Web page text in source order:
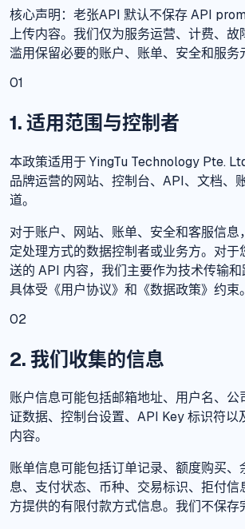
核心声明：老张API 默认不保存 API
上传内容。我们仅为服务运营、计费、故
滥用保留必要的账户、账单、安全和服务
01
1. 适用范围与控制者
本政策适用于 YingTu Technology Pte.
品牌运营的网站、控制台、API、文档、
道。
对于账户、网站、账单、安全和客服信息
定处理方式的数据控制者或业务方。对于
送的 API 内容，我们主要作为技术传输和
具体受《用户协议》和《数据政策》约束。
02
2. 我们收集的信息
账户信息可能包括邮箱地址、用户名、公
证数据、控制台设置、API Key 标识符以
内容。
账单信息可能包括订单记录、额度购买、
息、支付状态、币种、交易标识、拒付信
方提供的有限付款方式信息。我们不保存